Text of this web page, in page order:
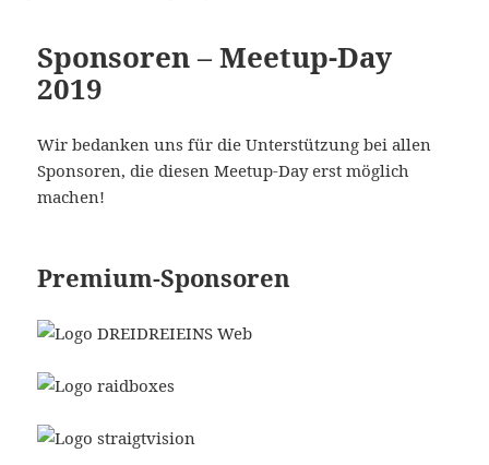
Sponsoren – Meetup-Day
2019
Wir bedanken uns für die Unterstützung bei allen
Sponsoren, die diesen Meetup-Day erst möglich
machen!
Premium-Sponsoren